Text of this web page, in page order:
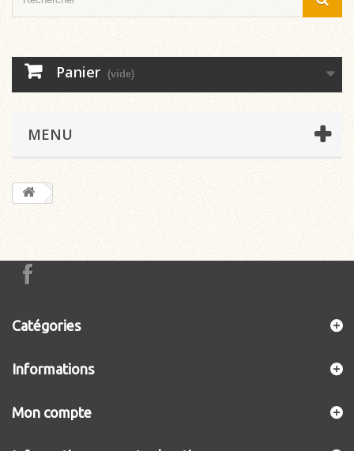
Panier (vide)
MENU
Catégories
Informations
Mon compte